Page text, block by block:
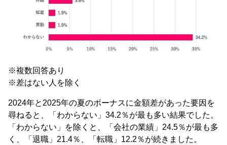
※複数回答あり
※差はない人を除く
2024年と2025年の夏のボーナスに金額差があった要因を
尋ねると、「わからない」34.2％が最も多い結果でした。
「わからない」を除くと、「会社の業績」24.5％が最も多
く、「退職」21.4％、「転職」12.2％が続きました。